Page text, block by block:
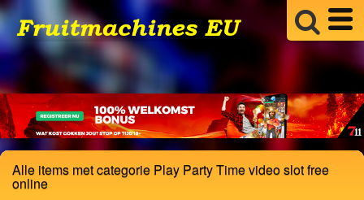
Alle items met categorie Play Party Time video slot free
online